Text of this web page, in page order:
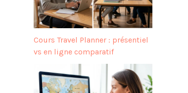
Cours Travel Planner : présentiel
vs en ligne comparatif